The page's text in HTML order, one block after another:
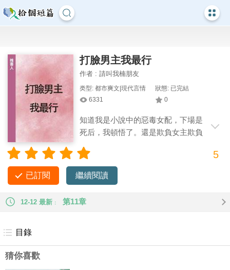
打臉男主我最行
作者 : 請叫我楠朋友
类型: 都市爽文|現代言情
狀態: 已完結
6331
0
知道我是小說中的惡毒女配，下場是
死后，我頓悟了。還是欺負女主欺負
5
已訂閱 繼續閱讀
12-12 最新 第11章
目錄
猜你喜歡